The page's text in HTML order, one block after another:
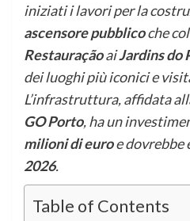
iniziati i lavori per la
ascensore pubblicoche
RestauraçãoaiJardins do
dei luoghi più iconici e
L’infrastruttura, affidata
GO Porto, ha un
milioni di euroe dovrebbe
2026.
Table of Contents